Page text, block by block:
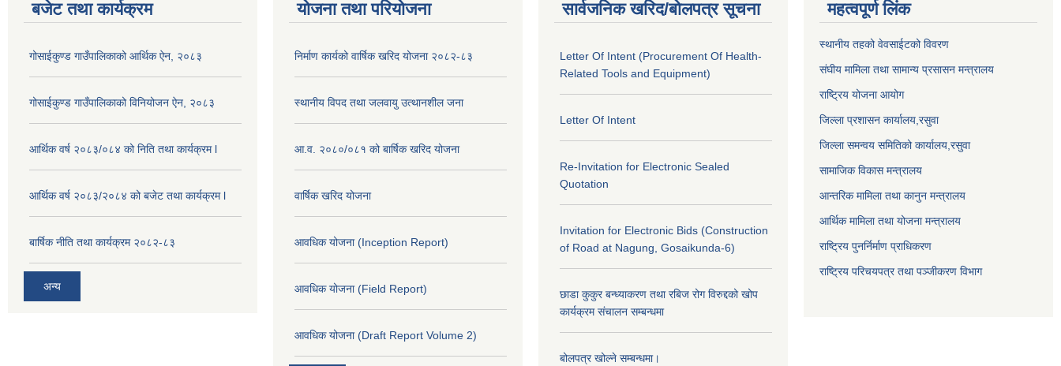
बजेट तथा कार्यक्रम
गोसाईकुण्ड गाउँपालिकाको आर्थिक ऐन, २०८३
गोसाईकुण्ड गाउँपालिकाको विनियोजन ऐन, २०८३
आर्थिक वर्ष २०८३/०८४ को निति तथा कार्यक्रम l
आर्थिक वर्ष २०८३/२०८४ को बजेट तथा कार्यक्रम l
बार्षिक नीति तथा कार्यक्रम २०८२-८३
अन्य
योजना तथा परियोजना
निर्माण कार्यको वार्षिक खरिद योजना २०८२-८३
स्थानीय विपद तथा जलवायु उत्थानशील जना
आ.व. २०८०/०८१ को बार्षिक खरिद योजना
वार्षिक खरिद योजना
आवधिक योजना (Inception Report)
आवधिक योजना (Field Report)
आवधिक योजना (Draft Report Volume 2)
सार्वजनिक खरिद/बोलपत्र सूचना
Letter Of Intent (Procurement Of Health-
Related Tools and Equipment)
Letter Of Intent
Re-Invitation for Electronic Sealed
Quotation
Invitation for Electronic Bids (Construction
of Road at Nagung, Gosaikunda-6)
छाडा कुकुर बन्ध्याकरण तथा रबिज रोग विरुद्दको खोप
कार्यक्रम संचालन सम्बन्धमा
बोलपत्र खोल्ने सम्बन्धमा।
महत्वपूर्ण लिंक
स्थानीय तहको वेवसाईटको विवरण
संघीय मामिला तथा सामान्य प्रसासन मन्त्रालय
राष्ट्रिय योजना आयोग
जिल्ला प्रशासन कार्यालय, रसुवा
जिल्ला समन्वय समितिको कार्यालय, रसुवा
सामाजिक विकास मन्त्रालय
आन्तरिक मामिला तथा कानुन मन्त्रालय
आर्थिक मामिला तथा योजना मन्त्रालय
राष्ट्रिय पुनर्निर्माण प्राधिकरण
राष्ट्रिय परिचयपत्र तथा पञ्जीकरण विभाग